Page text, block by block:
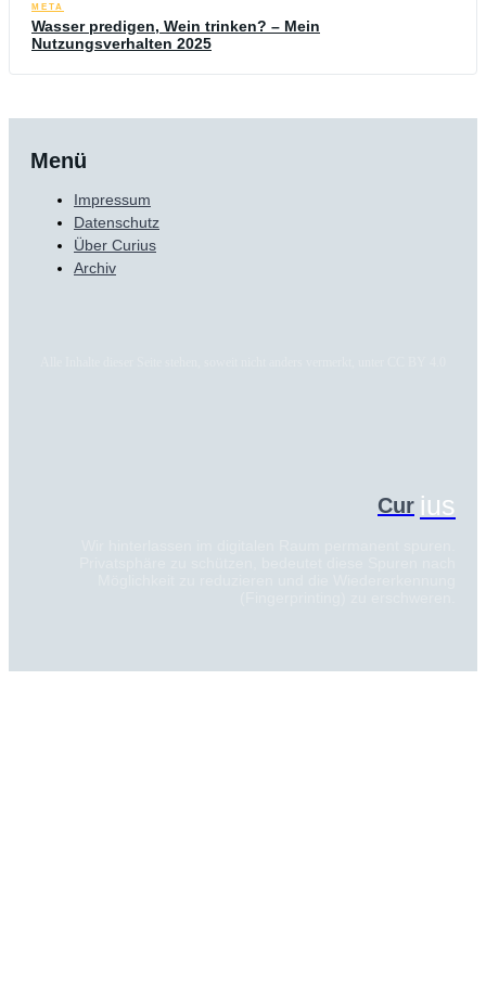
META
Wasser predigen, Wein trinken? – Mein
Nutzungsverhalten 2025
Menü
Impressum
Datenschutz
Über Curius
Archiv
Cur ius